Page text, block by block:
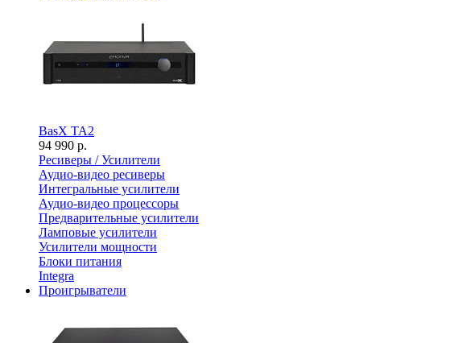
BasX TA2
94 990 р.
Ресиверы / Усилители
Аудио-видео ресиверы
Интегральные усилители
Аудио-видео процессоры
Предварительные усилители
Ламповые усилители
Усилители мощности
Блоки питания
Integra
Проигрыватели